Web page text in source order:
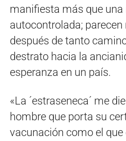
manifiesta más que una
autocontrolada; parecen
después de tanto
destrato hacia la
esperanza en un país.
«La ´estraseneca´ me
hombre que porta su
vacunación como el que